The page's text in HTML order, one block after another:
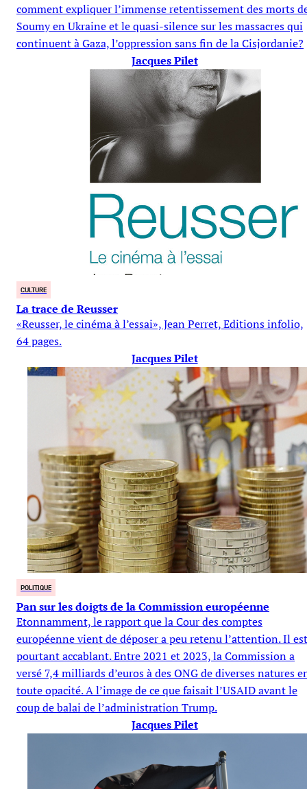
comment expliquer l’immense retentissement des morts
Soumy en Ukraine et le quasi-silence sur les massacres qui
continuent à Gaza, l’oppression sans fin de la Cisjordanie?
Jacques Pilet
CULTURE
La trace de Reusser
«Reusser, le cinéma à l’essai», Jean Perret, Editions infolio,
64 pages.
Jacques Pilet
POLITIQUE
Pan sur les doigts de la Commission européenne
Etonnamment, le rapport que la Cour des comptes
européenne vient de déposer a peu retenu l’attention. Il est
pourtant accablant. Entre 2021 et 2023, la Commission a
versé 7,4 milliards d’euros à des ONG de diverses natures
toute opacité. A l’image de ce que faisait l’USAID avant le
coup de balai de l’administration Trump.
Jacques Pilet